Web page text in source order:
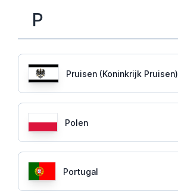
P
Pruisen (Koninkrijk Pruisen)
Polen
Portugal